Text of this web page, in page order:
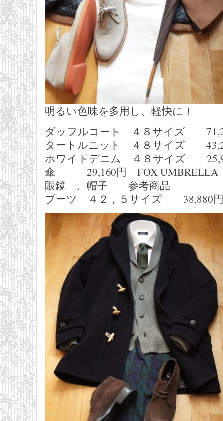
明るい色味を多用し、軽快に！
ダッフルコート ４８サイズ
タートルニット ４８サイズ
ホワイトデニム ４８サイズ
傘 29,160円 FOX UMBRELLA
眼鏡 、帽子 参考商品
ブーツ ４２，５サイズ 38,880